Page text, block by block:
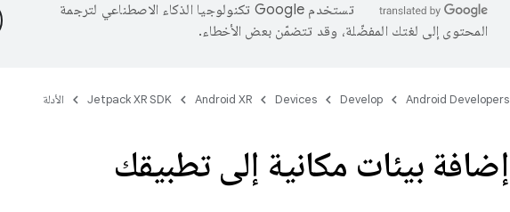
تستخدم Google تكنولوجيا الذكاء الاصطناعي لترجمة
المحتوى إلى لغتك المفضّلة، وقد تتضمّن بعض الأخطاء.
Android Developers
Develop
Devices
Android XR
Jetpack XR SDK الأدلة
إضافة بيئات مكانية إلى تطبيقك